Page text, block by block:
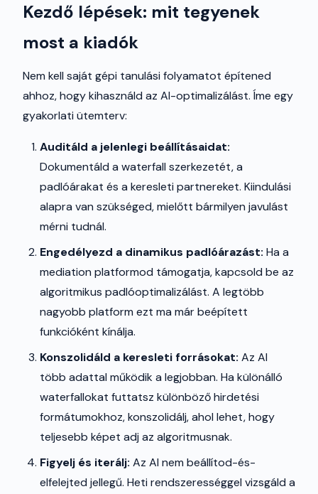
Kezdő lépések: mit tegyenek
most a kiadók
Nem kell saját gépi tanulási folyamatot építened
ahhoz, hogy kihasználd az AI-optimalizálást. Íme egy
gyakorlati ütemterv:
Auditáld a jelenlegi beállításaidat:
Dokumentáld a waterfall szerkezetét, a
padlóárakat és a keresleti partnereket. Kiindulási
alapra van szükséged, mielőtt bármilyen javulást
mérni tudnál.
Engedélyezd a dinamikus padlóárazást: Ha a
mediation platformod támogatja, kapcsold be az
algoritmikus padlóoptimalizálást. A legtöbb
nagyobb platform ezt ma már beépített
funkcióként kínálja.
Konszolidáld a keresleti forrásokat: Az AI
több adattal működik a legjobban. Ha különálló
waterfallokat futtatsz különböző hirdetési
formátumokhoz, konszolidálj, ahol lehet, hogy
teljesebb képet adj az algoritmusnak.
Figyelj és iterálj: Az AI nem beállítod-és-
elfelejted jellegű. Heti rendszerességgel vizsgáld a